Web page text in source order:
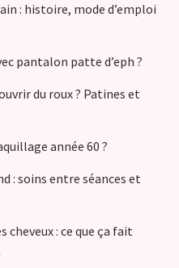
: histoire, mode d’emploi
pantalon patte d’eph ?
du roux ? Patines et
année 60 ?
: soins entre séances et
cheveux : ce que ça fait